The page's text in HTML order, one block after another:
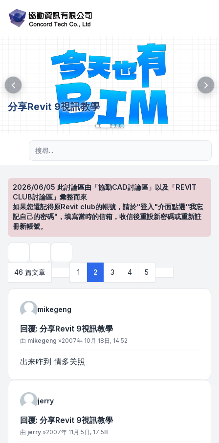
分享Revit 9視訊教學
2026/06/05 此討論區由「協勤CAD討論區」以及「REVIT
CLUB討論區」彙整而來
如果您還記得原Revit club的帳號，請於"登入"介面點選"我忘
記自己的密碼"，填寫當時的信箱，收信後重設新密碼或重新註
冊新帳號。
46 篇文章
上一頁1 2 3 4 5
mikegeng
回覆: 分享Revit 9視訊教學
文章
由 mikegeng »2007年 10月 18日, 14:52
出来咋到 情多关照
jerry
回覆: 分享Revit 9視訊教學
文章
由 jerry »2007年 11月 5日, 17:58